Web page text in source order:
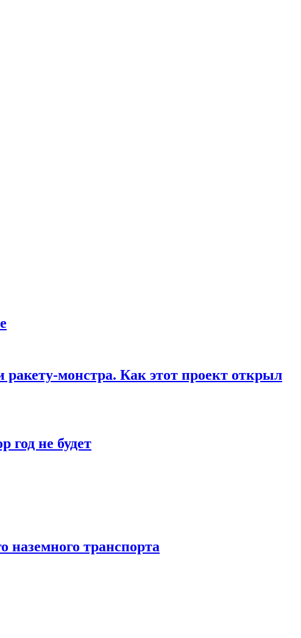
монстра. Как этот проект открыл
год не будет
наземного транспорта